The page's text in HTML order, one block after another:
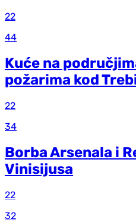
22
44
Kuće na
požarima kod
22
34
Borba Arsenala i
Vinisijusa
22
32